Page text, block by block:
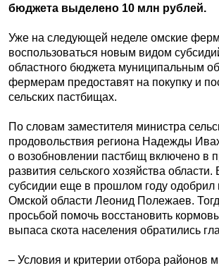
бюджета выделено 10 млн рублей.
Уже на следующей неделе омские
воспользоваться новым видом
областного бюджета муниципальным
фермерам предоставят на покупку и
сельских пастбищах.
По словам заместителя министра
продовольствия региона Надежды
о возобновлении пастбищ включено в
развития сельского хозяйства
субсидии еще в прошлом году одобрил
Омской области Леонид Полежаев.
просьбой помочь восстановить
выпаса скота населения обратились
– Условия и критерии отбора районов